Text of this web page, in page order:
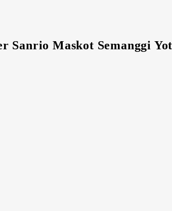
Maskot Semanggi